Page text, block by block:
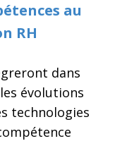
au
RH
dans
évolutions
technologies